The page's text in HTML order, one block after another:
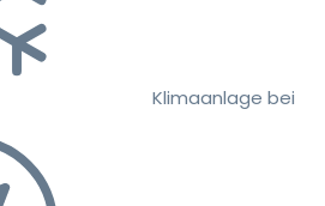
Klimaanlage bei